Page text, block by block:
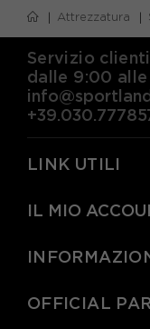
Attrezzatura
Servizio
dalle 9:00 alle
LINK UTILI
IL MIO
OFFICIAL